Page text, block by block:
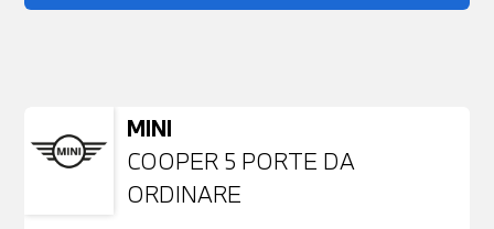
Non stai trovando ciò che cerchi?
MINI
COOPER 5 PORTE DA
ORDINARE